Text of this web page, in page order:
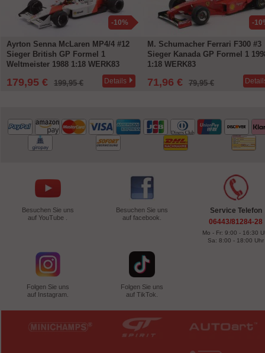
-10%
Ayrton Senna McLaren MP4/4 #12
Sieger British GP Formel 1
Weltmeister 1988 1:18 WERK83
179,95 € 199,95 € Details
-
M. Schumacher Ferrari F300 #3
Sieger Kanada GP Formel 1
1:18 WERK83
71,96 € 79,95 €
Besuchen Sie uns
auf YouTube .
Besuchen Sie uns
auf facebook.
Folgen Sie uns
auf Instagram.
Folgen Sie uns
auf TikTok.
Service Telefon
06443/81284-28
Mo - Fr: 9:00 - 16:30
Sa: 8:00 - 18:00 Uhr